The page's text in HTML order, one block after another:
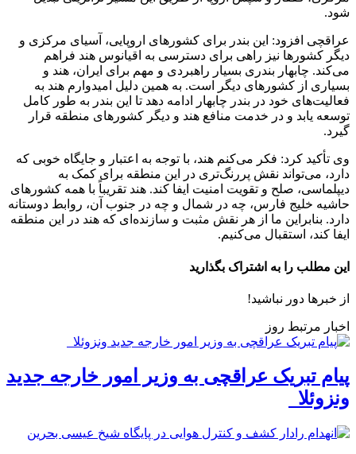
شود.
عراقچی افزود: این بندر برای کشورهای اروپایی، آسیای مرکزی و
دیگر کشورها نیز راهی برای دسترسی به اقیانوس هند فراهم
می‌کند. چابهار بندری بسیار راهبردی و مهم برای ایران، هند و
بسیاری از کشورهای دیگر است. به همین دلیل امیدوارم هند به
فعالیت‌های خود در بندر چابهار ادامه دهد تا این بندر به طور کامل
توسعه یابد و در خدمت منافع هند و دیگر کشورهای منطقه قرار
گیرد.
وی تأکید کرد: فکر می‌کنم هند، با توجه به اعتبار و جایگاه خوبی که
دارد، می‌تواند نقش پررنگ‌تری در این منطقه برای کمک به
دیپلماسی، صلح و تقویت امنیت ایفا کند. هند تقریباً با همه کشورهای
حاشیه خلیج فارس، چه در شمال و چه در جنوب آن، روابط دوستانه
دارد. بنابراین ما از هر نقش مثبت و سازنده‌ای که هند در این منطقه
ایفا کند، استقبال می‌کنیم.
این مطلب را به اشتراک بگذارید
از خبرها دور نباشید!
اخبار مرتبط روز
پیام تبریک عراقچی به وزیر امور خارجه جدید
ونزوئلا